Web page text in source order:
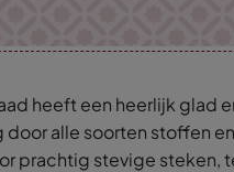
heeft een heerlijk glad
door alle soorten stoffen
prachtig stevige steken,